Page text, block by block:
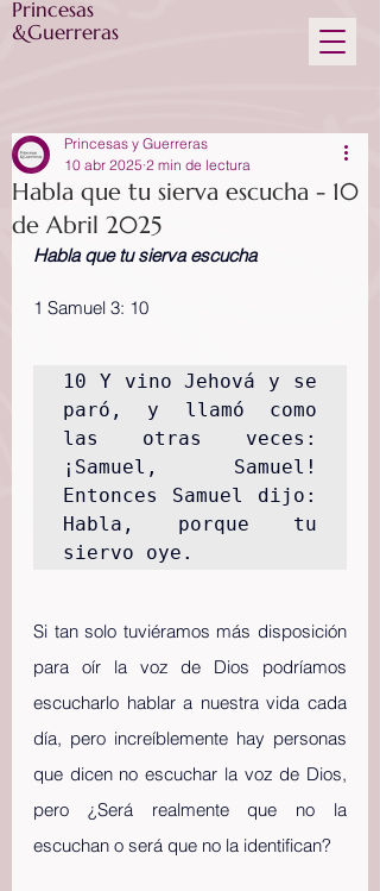
Princesas
&Guerreras
Habla que tu sierva escucha - 10
de Abril 2025
Princesas y Guerreras
10 abr 2025 2 min de lectura
Habla que tu sierva escucha
1 Samuel 3: 10
10 Y vino Jehová y se
paró, y llamó como
las otras veces:
¡Samuel, Samuel!
Entonces Samuel dijo:
Habla, porque tu
siervo oye.
Si tan solo tuviéramos más disposición
para oír la voz de Dios podríamos
escucharlo hablar a nuestra vida cada
día, pero increíblemente hay personas
que dicen no escuchar la voz de Dios,
pero ¿Será realmente que no la
escuchan o será que no la identifican?